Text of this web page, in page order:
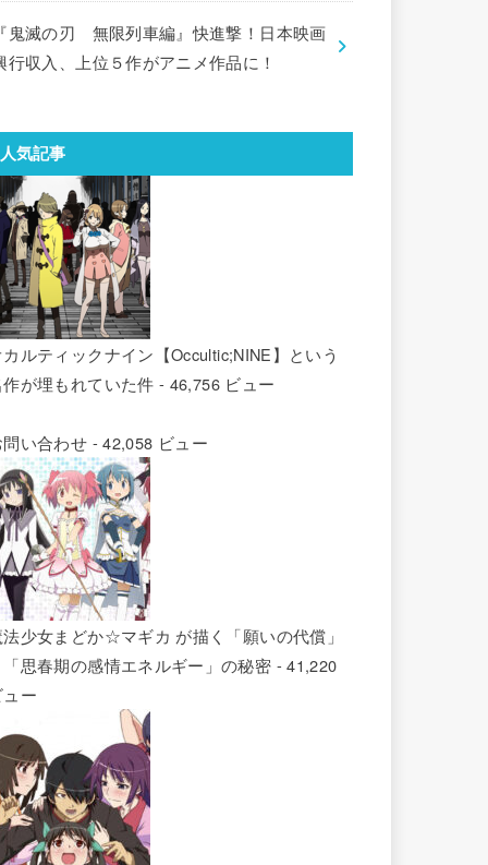
鬼滅の刃 無限列車編』快進撃！日本映画
行収入、上位５作がアニメ作品に！
人気記事
ルティックナイン【Occultic;NINE】という
が埋もれていた件 - 46,756 ビュー
い合わせ - 42,058 ビュー
少女まどか☆マギカ が描く「願いの代償」
思春期の感情エネルギー」の秘密 - 41,220
ー